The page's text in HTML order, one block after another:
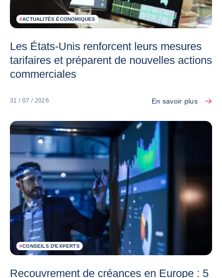
#ACTUALITÉS ÉCONOMIQUES
Les États-Unis renforcent leurs mesures
tarifaires et préparent de nouvelles actions
commerciales
31 / 07 / 2026 En savoir plus
#CONSEILS D'EXPERTS
Recouvrement de créances en Europe : 5